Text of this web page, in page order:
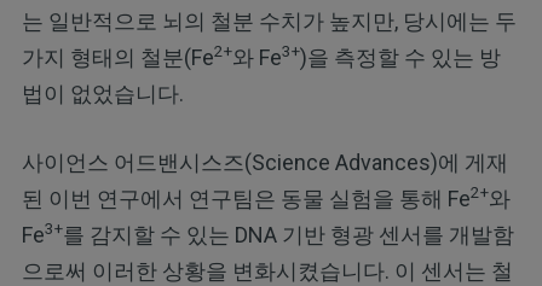
는 일반적으로 뇌의 철분 수치가 높지만, 당시에는 두
가지 형태의 철분(Fe2+와 Fe3+)을 측정할 수 있는 방
법이 없었습니다.
사이언스 어드밴시스즈(Science Advances)에 게재
된 이번 연구에서 연구팀은 동물 실험을 통해 Fe2+와
Fe3+를 감지할 수 있는 DNA 기반 형광 센서를 개발함
으로써 이러한 상황을 변화시켰습니다. 이 센서는 철